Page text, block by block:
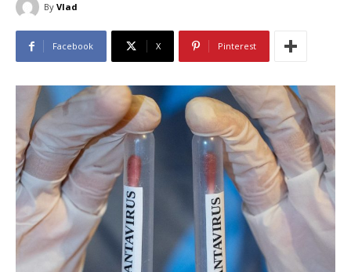
By Vlad
Facebook X Pinterest